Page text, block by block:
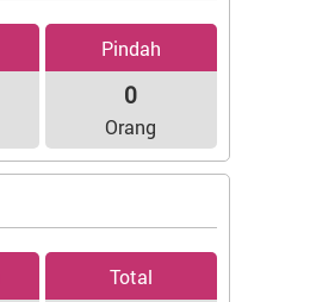
Pindah
0
Orang
Total